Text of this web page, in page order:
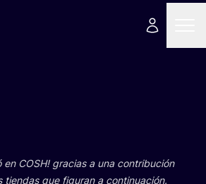
en COSH! gra­cias a una con­tri­bu­ción
tien­das que figu­ran a continuación.